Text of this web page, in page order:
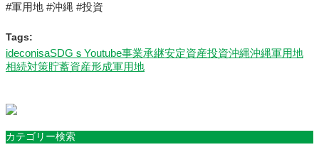
#軍用地 #沖縄 #投資
Tags:
ideconisaSDGｓ Youtube事業承継安定資産投資沖縄沖縄軍用地
相続対策貯蓄資産形成軍用地
カテゴリー検索